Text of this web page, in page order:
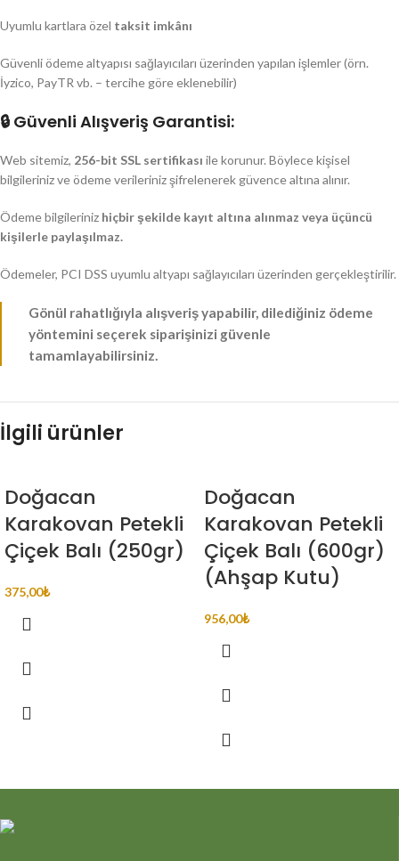
Uyumlu kartlara özel taksit imkânı
Güvenli ödeme altyapısı sağlayıcıları üzerinden yapılan işlemler (örn.
İyzico, PayTR vb. – tercihe göre eklenebilir)
🔒 Güvenli Alışveriş Garantisi:
Web sitemiz, 256-bit SSL sertifikası ile korunur. Böylece kişisel
bilgileriniz ve ödeme verileriniz şifrelenerek güvence altına alınır.
Ödeme bilgileriniz hiçbir şekilde kayıt altına alınmaz veya üçüncü
kişilerle paylaşılmaz.
Ödemeler, PCI DSS uyumlu altyapı sağlayıcıları üzerinden gerçekleştirilir.
Gönül rahatlığıyla alışveriş yapabilir, dilediğiniz ödeme
yöntemini seçerek siparişinizi güvenle
tamamlayabilirsiniz.
İlgili ürünler
Doğacan
Karakovan Petekli
Çiçek Balı (250gr)
375,00₺
Doğacan
Karakovan Petekli
Çiçek Balı (600gr)
(Ahşap Kutu)
956,00₺